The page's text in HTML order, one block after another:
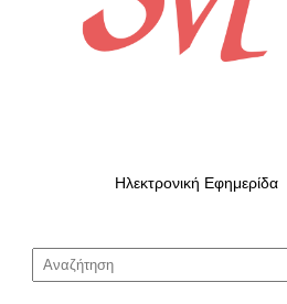
Ηλεκτρονική Εφημερίδα